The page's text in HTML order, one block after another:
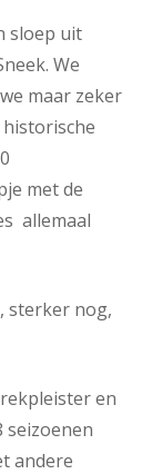
sloep uit
We
maar zeker
met de
allemaal
sterker nog,
en
andere